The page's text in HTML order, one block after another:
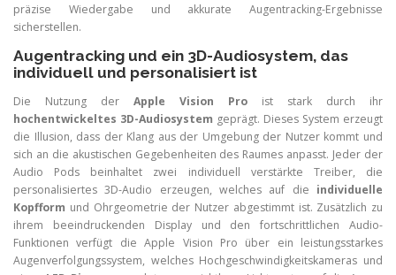
präzise Wiedergabe und akkurate Augentracking-Ergebnisse
sicherstellen.
Augentracking und ein 3D-Audiosystem, das
individuell und personalisiert ist
Die Nutzung der Apple Vision Pro ist stark durch ihr
hochentwickeltes 3D-Audiosystem geprägt. Dieses System erzeugt
die Illusion, dass der Klang aus der Umgebung der Nutzer kommt und
sich an die akustischen Gegebenheiten des Raumes anpasst. Jeder der
Audio Pods beinhaltet zwei individuell verstärkte Treiber, die
personalisiertes 3D-Audio erzeugen, welches auf die individuelle
Kopfform und Ohrgeometrie der Nutzer abgestimmt ist. Zusätzlich zu
ihrem beeindruckenden Display und den fortschrittlichen Audio-
Funktionen verfügt die Apple Vision Pro über ein leistungsstarkes
Augenverfolgungssystem, welches Hochgeschwindigkeitskameras und